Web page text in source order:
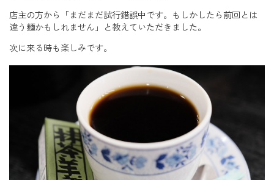
店主の方から「まだまだ試行錯誤中です。もしかしたら前回とは
違う麺かもしれません」と教えていただきました。
次に来る時も楽しみです。